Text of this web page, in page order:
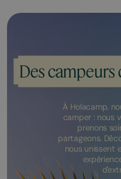
Des campeurs
À Holacamp,
camper : nous
prenons
partageons.
nous unissent